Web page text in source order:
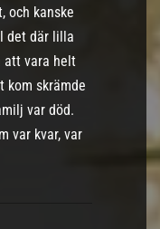
och kanske
det där lilla
att vara helt
kom skrämde
var död.
var kvar, var